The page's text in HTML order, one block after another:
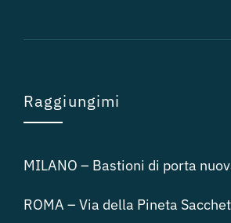
Raggiungimi
MILANO – Bastioni di porta
ROMA – Via della Pineta